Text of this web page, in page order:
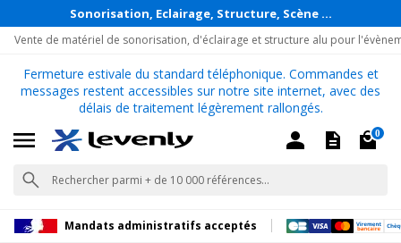
Sonorisation, Eclairage, Structure, Scène ...
Vente de matériel de sonorisation, d'éclairage et structure alu pour
Fermeture estivale du standard téléphonique. Commandes et
messages restent accessibles sur notre site internet, avec des
délais de traitement légèrement rallongés.
0
Mandats administratifs acceptés